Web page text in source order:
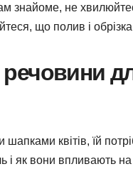
знайоме, не
що полив і
квітів, їй
і як вони впливають